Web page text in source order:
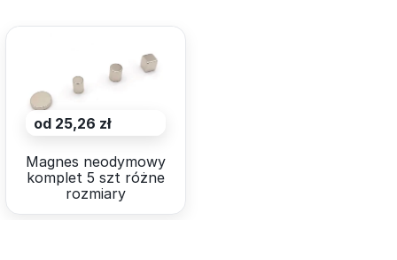
od 25,26 zł
Magnes neodymowy
komplet 5 szt różne
rozmiary